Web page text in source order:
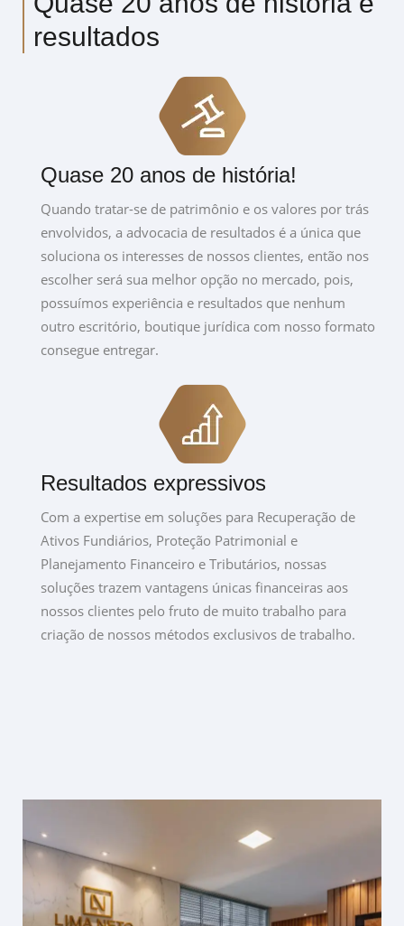
resultados
Quase 20 anos de história!
Quando tratar-se de patrimônio e os valores por trás
envolvidos, a advocacia de resultados é a única que
soluciona os interesses de nossos clientes, então nos
escolher será sua melhor opção no mercado, pois,
possuímos experiência e resultados que nenhum
outro escritório, boutique jurídica com nosso formato
consegue entregar.
Resultados expressivos
Com a expertise em soluções para Recuperação de
Ativos Fundiários, Proteção Patrimonial e
Planejamento Financeiro e Tributários, nossas
soluções trazem vantagens únicas financeiras aos
nossos clientes pelo fruto de muito trabalho para
criação de nossos métodos exclusivos de trabalho.